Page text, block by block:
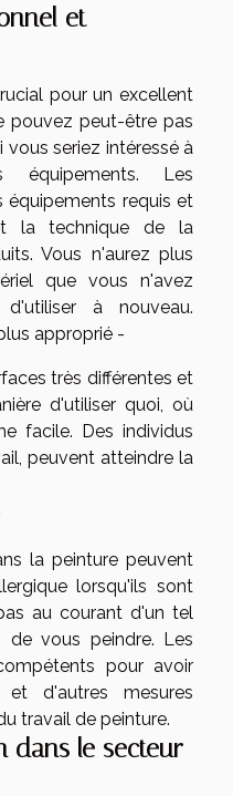
et
pour un excellent
pouvez peut-être pas
seriez intéressé à
Les
requis et
la technique de la
Vous n'aurez plus
que vous n'avez
à nouveau.
approprié -
très différentes et
d'utiliser quoi, où
facile. Des individus
peuvent atteindre la
la peinture peuvent
lorsqu'ils sont
au courant d'un tel
de vous peindre. Les
pour avoir
d'autres mesures
travail de peinture.
dans le secteur